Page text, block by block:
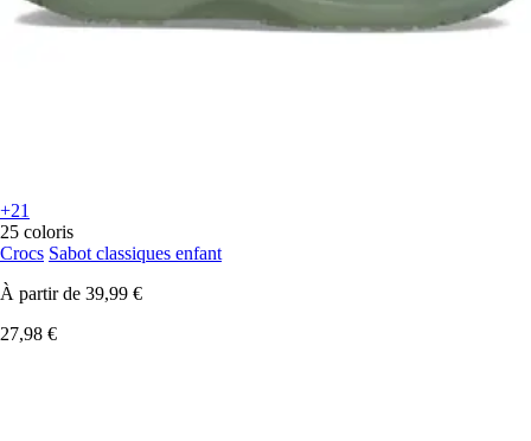
+21
25 coloris
Crocs Sabot classiques enfant
À partir de 39,99 €
27,98 €